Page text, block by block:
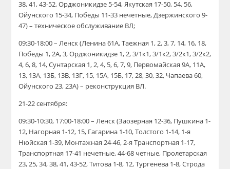
38, 41, 43-52, Орджоникидзе 5-54, Якутская 17-50, 54, 56,
Ойунского 15-34, Победы 11-33 нечетные, Дзержинского 9-
47) – техническое обслуживание ВЛ;
09:30-18:00 – Ленск (Ленина 61А, Таежная 1, 2, 3, 7, 14, 16, 18,
Победы 1, 2А, 3, Орджоникидзе 1, 2, 3/1к1, 3/1к2, 3/2к1, 3/2к2,
4, 6, 8, 14, Сунтарская 1, 2, 4, 5, 6, 7, 9, Первомайская 9А, 11А,
13, 13А, 13Б, 13В, 13Г, 15, 15А, 15Б, 17, 28, 30, 32, Чапаева 60,
Ойунского 23, 23А) – реконструкция ВЛ.
21-22 сентября:
09:30-10:30, 17:00-18:00 – Ленск (Заозерная 12-36, Пушкина 1-
12, Нагорная 1-12, 15, Гагарина 1-10, Толстого 1-14, 1-я
Нюйская 1-39, Монтажная 24-46, 2-я Транспортная 1-17,
Транспортная 17-41 нечетные, 44-68 четные, Пролетарская
23, 25, 34, 38, 41, 43-52, Титова 1-8, 12, Тургенева 1-8, Строда